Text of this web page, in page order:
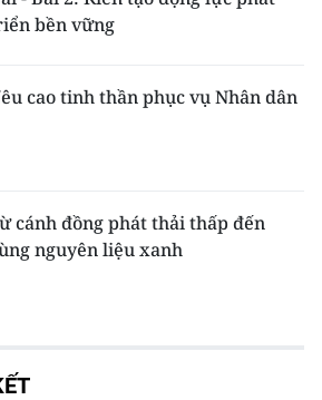
bền vững
cao tinh thần phục vụ Nhân dân
cánh đồng phát thải thấp đến
nguyên liệu xanh